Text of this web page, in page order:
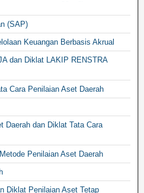
(SAP)
Keuangan Berbasis Akrual
dan Diklat LAKIP RENSTRA
Cara Penilaian Aset Daerah
Daerah dan Diklat Tata Cara
Penilaian Aset Daerah
Diklat Penilaian Aset Tetap